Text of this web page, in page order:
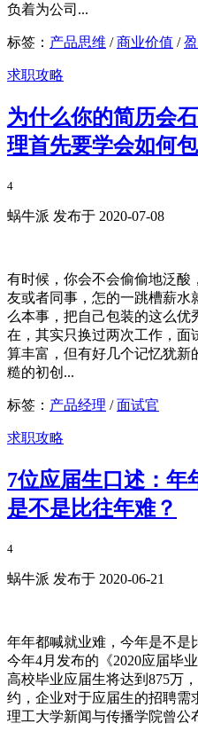
负着为公司...
标签： 产品思维 /商业价值 /
求职攻略
为什么你的简历会
理首先要学会如何
4
蜗牛派 发布于 2020-07-08
有时候，你会不会偷偷地泛酸
友或者同事，怎的一跳槽薪水
么本事，把自己包装的这么优
在，其实只换过两次工作，面
算丰富，但有好几个记忆犹新
糙的初创...
标签： 产品经理 /面试官
求职攻略
7位应届生口述：年
是不是比往年难？
4
蜗牛派 发布于 2020-06-21
年年都喊就业难，今年是不是
今年4月发布的《2020应届毕
高校毕业应届生将达到875万
约，企业对于应届生的招聘需
理工大学新闻与传播学院曾公